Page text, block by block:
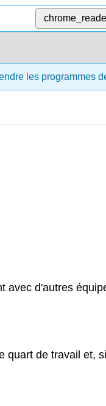
les
avec d'autres
quart de travail et,